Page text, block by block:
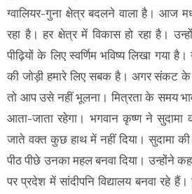
ग्वालियर-गुना क्षेत्र बदलने वाला है। आज
रहा है। हर क्षेत्र में विकास हो रहा है।
पीढ़ियों के लिए स्वर्णिम भविष्य लिखा गया
की जोड़ी हमारे लिए सबक है। अगर संकट
तो आप उसे नहीं भूलना। मित्रता के समय भाव
आता-जाता रहेगा। भगवान कृष्ण ने सुदामा
जाते वक्त कुछ हाथ में नहीं दिया। सुदामा
पीठ पीछे उनका महल बनवा दिया। उन्होंने
पर प्रदेश में सांदीपनि विद्यालय बनवा रहे हैं।